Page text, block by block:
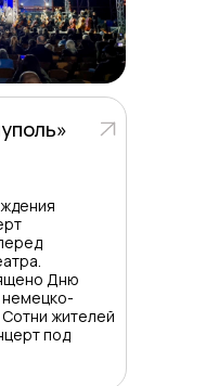
Дню
Сотни жителей
под